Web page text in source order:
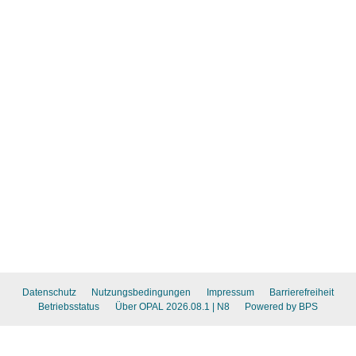
Datenschutz Nutzungsbedingungen Impressum
Barrierefreiheit
Betriebsstatus
Über OPAL 2026.08.1 | N8 Powered by BPS